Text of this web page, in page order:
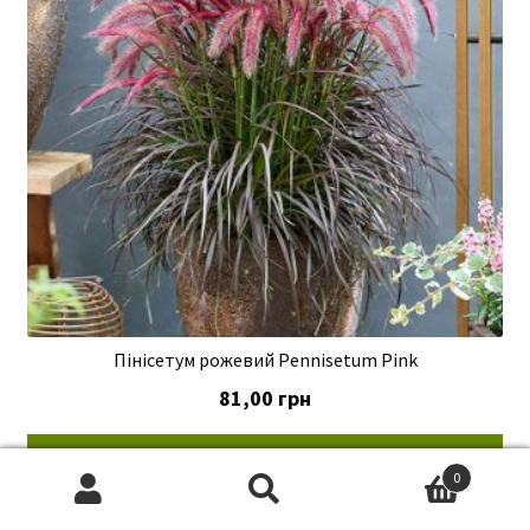
Пінісетум рожевий Pennisetum Pink
81,00 грн
0